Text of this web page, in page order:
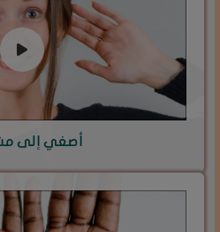
أصغي إلى